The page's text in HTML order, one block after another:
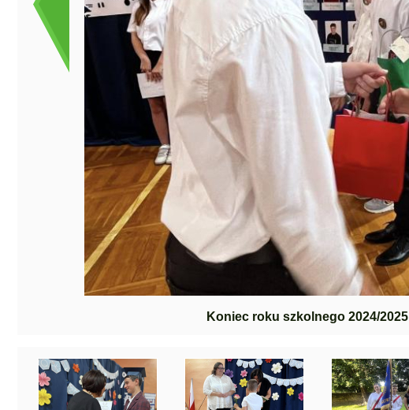
Koniec roku szkolnego 2024/2025